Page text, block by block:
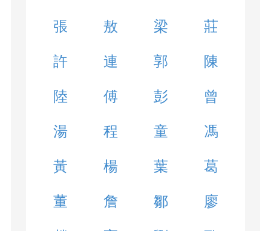
張 敖 梁 莊
許 連 郭 陳
陸 傅 彭 曾
湯 程 童 馮
黃 楊 葉 葛
董 詹 鄒 廖